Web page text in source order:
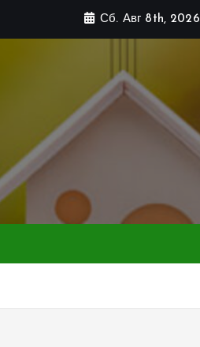
Сб. Авг 8th, 2026